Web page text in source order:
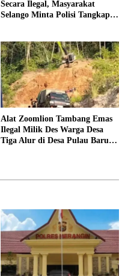
Secara Ilegal, Masyarakat
Selango Minta Polisi Tangkap
Alat Zoomlion Tambang Emas
Ilegal Milik Des Warga Desa
Tiga Alur di Desa Pulau Baru